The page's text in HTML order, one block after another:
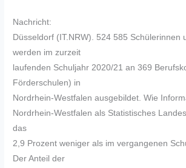
Nachricht:
Düsseldorf (IT.NRW). 524 585 Schülerinnen
werden im zurzeit
laufenden Schuljahr 2020/21 an 369
Förderschulen) in
Nordrhein-Westfalen ausgebildet. Wie
Nordrhein-Westfalen als Statistisches
das
2,9 Prozent weniger als im vergangenen
Der Anteil der